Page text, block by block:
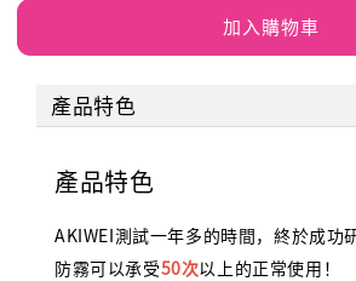
加入購物車
產品特色
產品特色
AKIWEI測試一年多的時間，終於成功
防霧可以承受50次以上的正常使用！